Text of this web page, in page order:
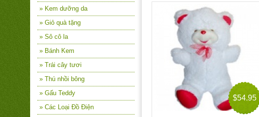
» Kem dưỡng da
» Giỏ quà tặng
» Sô cô la
» Bánh Kem
» Trái cây tươi
» Thú nhồi bông
» Gấu Teddy
» Các Loại Đồ Điện
$54.95